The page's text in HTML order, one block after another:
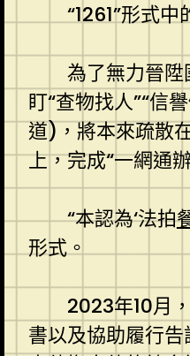
“1261”形式
為了無力晉
盯“查物找人”“信
道)，將本來疏散
上，完成“一網通
“本認為‘法拍
形式。
2023年10月
書以及協助履行